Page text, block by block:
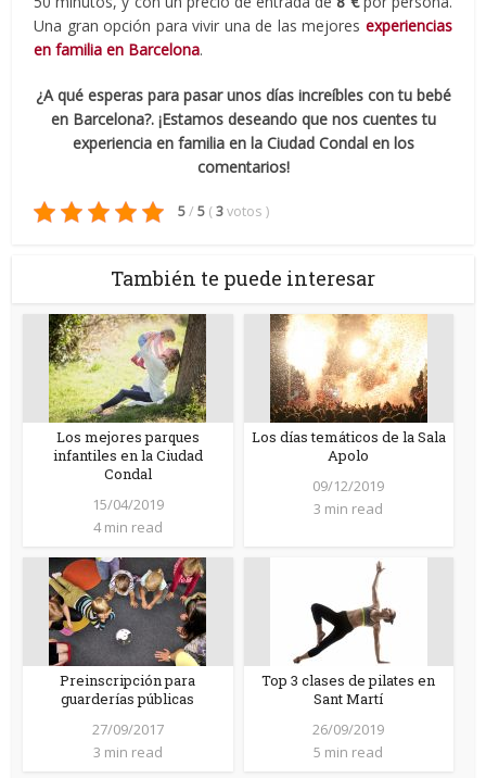
Una gran opción para vivir una de las mejores experiencias
en familia en Barcelona.
¿A qué esperas para pasar unos días increíbles con tu bebé
en Barcelona?. ¡Estamos deseando que nos cuentes tu
experiencia en familia en la Ciudad Condal en los
comentarios!
5/ 5 (3votos )
También te puede interesar
Los mejores parques
infantiles en la Ciudad
Condal
15/04/2019
4 min read
Los días temáticos de la Sala
Apolo
09/12/2019
3 min read
Preinscripción para
guarderías públicas
27/09/2017
3 min read
Top 3 clases de pilates en
Sant Martí
26/09/2019
5 min read